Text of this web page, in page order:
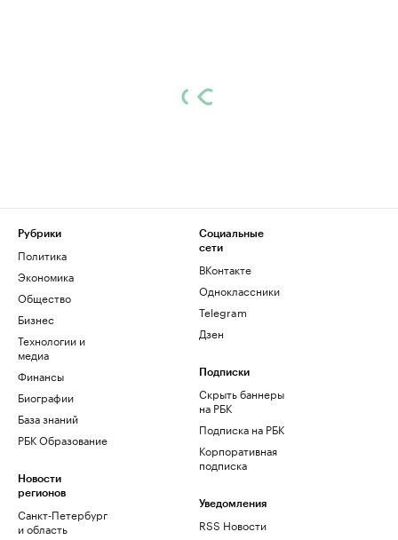
Рубрики
Политика
Экономика
Общество
Бизнес
Технологии и
медиа
Финансы
Биографии
База знаний
РБК Образование
Новости
регионов
Санкт-Петербург
и область
Социальные
сети
ВКонтакте
Одноклассники
Telegram
Дзен
Подписки
Скрыть баннеры
на РБК
Подписка на РБК
Корпоративная
подписка
Уведомления
RSS Новости